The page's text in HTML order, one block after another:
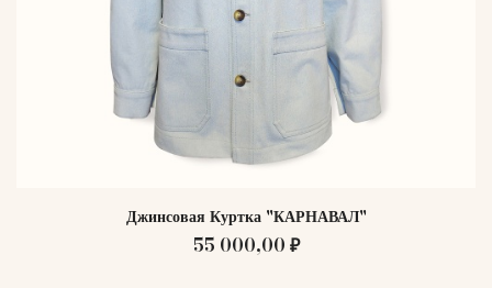
Джинсовая Куртка "КАРНАВАЛ"
55 000,00 ₽